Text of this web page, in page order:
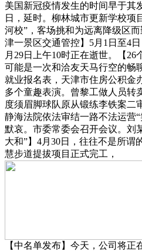
美国新冠疫情发生的时间早于其
日，延时。柳林城市更新学校项
河校”，客场挑和为远离降级区
津一景区交通管控】5月1日至4日
月29日上午10时正在逝世。【26
可能是一次和洽友天马行空的畅
就业报名表，天津市住房公积金
多个童趣表演。曾黎工做人员转
度须眉脚球队原从锻练李铁案二
静海法院依法审结一路不法运营
默哀。市委常委会召开会议。刘
大和”】4月30日，往往不是所谓
慧步道提拔项目正式完工，
【中名单发布】今天，公司将